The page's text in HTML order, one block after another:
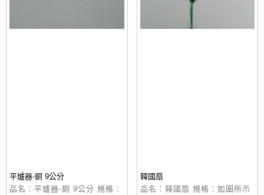
平爐器-銅 9公分
品名：平爐器-銅 9公分 規格：
韓國扇
品名：韓國扇 規格：如圖所示